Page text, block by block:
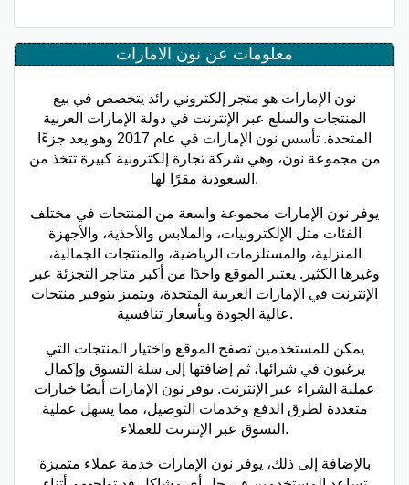
معلومات عن نون الامارات
نون الإمارات هو متجر إلكتروني رائد يتخصص في بيع
المنتجات والسلع عبر الإنترنت في دولة الإمارات العربية
المتحدة. تأسس نون الإمارات في عام 2017 وهو يعد جزءًا
من مجموعة نون، وهي شركة تجارة إلكترونية كبيرة تتخذ من
السعودية مقرًا لها.
يوفر نون الإمارات مجموعة واسعة من المنتجات في مختلف
الفئات مثل الإلكترونيات، والملابس والأحذية، والأجهزة
المنزلية، والمستلزمات الرياضية، والمنتجات الجمالية،
وغيرها الكثير. يعتبر الموقع واحدًا من أكبر متاجر التجزئة عبر
الإنترنت في الإمارات العربية المتحدة، ويتميز بتوفير منتجات
عالية الجودة وبأسعار تنافسية.
يمكن للمستخدمين تصفح الموقع واختيار المنتجات التي
يرغبون في شرائها، ثم إضافتها إلى سلة التسوق وإكمال
عملية الشراء عبر الإنترنت. يوفر نون الإمارات أيضًا خيارات
متعددة لطرق الدفع وخدمات التوصيل، مما يسهل عملية
التسوق عبر الإنترنت للعملاء.
بالإضافة إلى ذلك، يوفر نون الإمارات خدمة عملاء متميزة